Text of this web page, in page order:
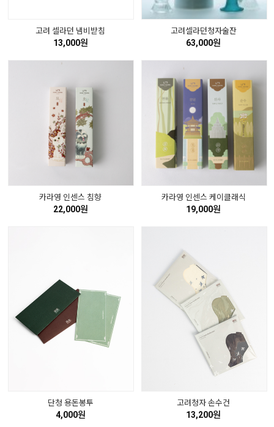
고려 셀라던 냄비받침
13,000원
고려셀라던청자술잔
63,000원
카라영 인센스 침향
22,000원
카라영 인센스 케이클래식
19,000원
단청 용돈봉투
4,000원
고려청자 손수건
13,200원